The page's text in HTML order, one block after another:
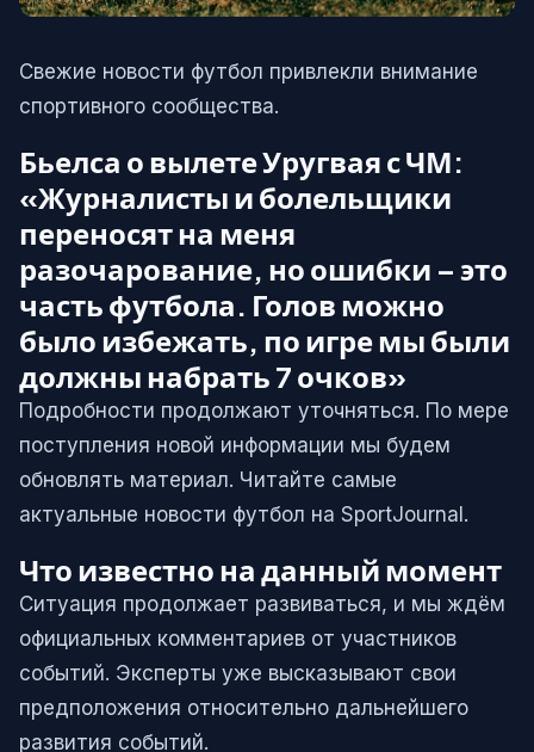
Свежие новости футбол привлекли внимание
спортивного сообщества.
Бьелса о вылете Уругвая с ЧМ:
«Журналисты и болельщики
переносят на меня
разочарование, но ошибки – это
часть футбола. Голов можно
было избежать, по игре мы были
должны набрать 7 очков»
Подробности продолжают уточняться. По мере
поступления новой информации мы будем
обновлять материал. Читайте самые
актуальные новости футбол на SportJournal.
Что известно на данный момент
Ситуация продолжает развиваться, и мы ждём
официальных комментариев от участников
событий. Эксперты уже высказывают свои
предположения относительно дальнейшего
развития событий.